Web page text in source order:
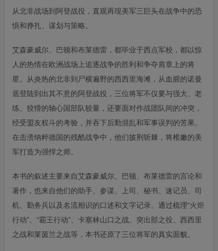
从北非战场到阿登战役，直观再现美军三巨头在战争中的恐
惧和挣扎、谋划与策略。
艾森豪威尔、巴顿和布莱德雷，都毕业于西点军校，都以惊
人的热情在欧洲战场上追逐战争的胜利和争夺肩章上的将
星。从炎热的北非到尸横遍野的西西里海滩，从血腥的诺曼
底登陆到出其不意的阿登战役，三位将军不仅要与强大、老
练、狡猾的轴心国部队较量，还要面对作战团队间的冲突，
经受盟友权斗的考验，并吞下后勤混乱和军事误判的苦果。
在击溃纳粹德国的残酷战争中，他们披荆斩棘，将椎嫩的美
军打造为强悍之师。
本书的叙述主要来自艾森豪威尔、巴顿、布莱德雷的言论和
著作，也来自他们的助手、参谋、上司、秘书、速记员、司
机、勤务兵以及名流相识的口述和文字记录。通过梳理“火炬
行动”、“霸王行动”、卡塞林山口之战、突出部之役、西西里
之战和莱茵兰之战等，本书还原了三位将军的真实面貌。